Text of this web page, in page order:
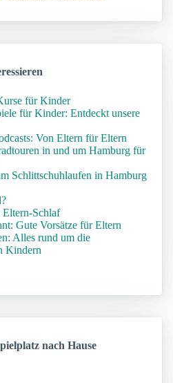
für Kinder
für Kinder: Entdeckt unsere
Von Eltern für Eltern
in und um Hamburg für
Schlittschuhlaufen in Hamburg
Eltern-Schlaf
Gute Vorsätze für Eltern
Alles rund um die
Kindern
nach Hause